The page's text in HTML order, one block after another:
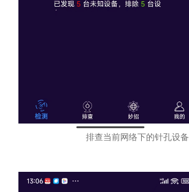
排查当前网络下的针孔设备